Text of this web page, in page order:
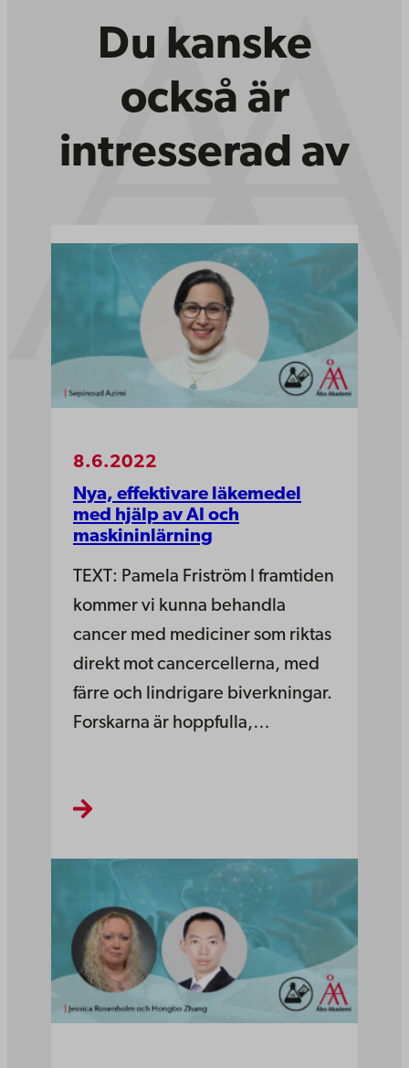
Du kanske
också är
intresserad av
8.6.2022
Nya, effektivare läkemedel
med hjälp av AI och
maskininlärning
TEXT: Pamela Friström I framtiden
kommer vi kunna behandla
cancer med mediciner som riktas
direkt mot cancercellerna, med
färre och lindrigare biverkningar.
Forskarna är hoppfulla,…